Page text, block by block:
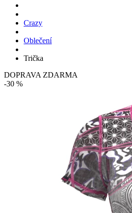
Crazy
Oblečení
Trička
DOPRAVA ZDARMA
-30 %